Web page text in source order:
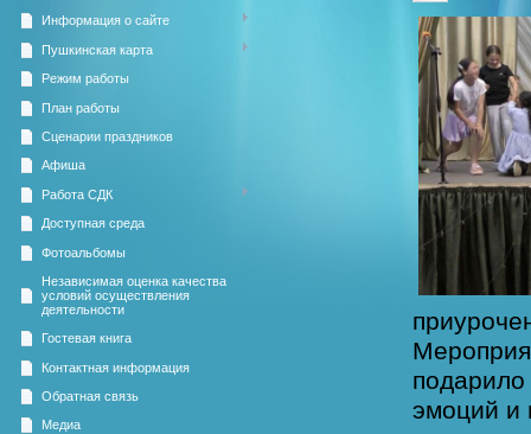
Информация о сайте
Пушкинская карта
Режим работы
План работы
Сценарии праздников
Афиша
Работа СДК
Доступная среда
Фотоальбомы
Независимая оценка качества
условий осуществления
деятельности
Гостевая книга
Контактная информация
Обратная связь
Медиа
эмоций и